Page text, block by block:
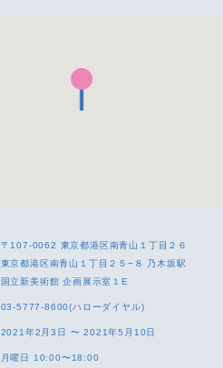
〒107-0062 東京都港区南青山１丁目２６
東京都港区南青山１丁目２５−８ 乃木坂駅
国立新美術館 企画展示室１E
03-5777-8600(ハローダイヤル)
2021年2月3日 〜 2021年5月10日
月曜日 10:00〜18:00